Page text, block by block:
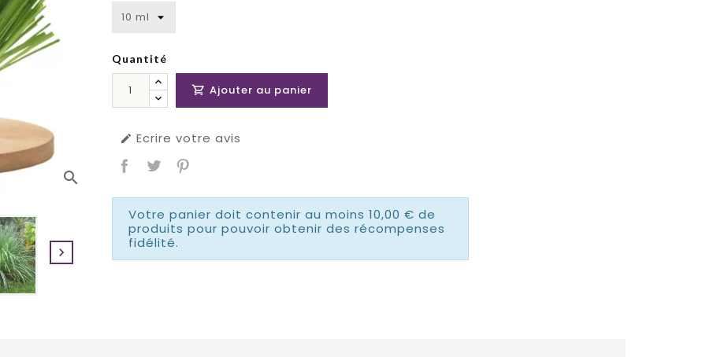
search

Quantité
 Ajouter au panier
 Ecrire votre avis
Votre panier doit contenir au moins 10,00 € de
produits pour pouvoir obtenir des récompenses
fidélité.